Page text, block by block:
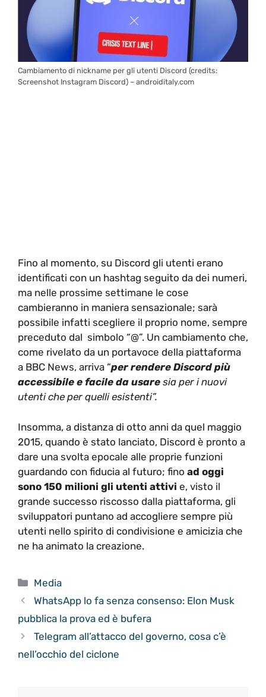
Cambiamento di nickname per gli utenti Discord (credits:
Screenshot Instagram Discord) – androiditaly.com
Fino al momento, su Discord gli utenti erano
identificati con un hashtag seguito da dei numeri,
ma nelle prossime settimane le cose
cambieranno in maniera sensazionale; sarà
possibile infatti scegliere il proprio nome, sempre
preceduto dal simbolo “@”. Un cambiamento che,
come rivelato da un portavoce della piattaforma
a BBC News, arriva “per rendere Discord più
accessibile e facile da usare sia per i nuovi
utenti che per quelli esistenti”.
Insomma, a distanza di otto anni da quel maggio
2015, quando è stato lanciato, Discord è pronto a
dare una svolta epocale alle proprie funzioni
guardando con fiducia al futuro; fino ad oggi
sono 150 milioni gli utenti attivi e, visto il
grande successo riscosso dalla piattaforma, gli
sviluppatori puntano ad accogliere sempre più
utenti nello spirito di condivisione e amicizia che
ne ha animato la creazione.
Categorie
Media
WhatsApp lo fa senza consenso: Elon Musk
pubblica la prova ed è bufera
Telegram all’attacco del governo, cosa c’è
nell’occhio del ciclone